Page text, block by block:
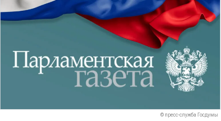
© пресс-служба Госдумы